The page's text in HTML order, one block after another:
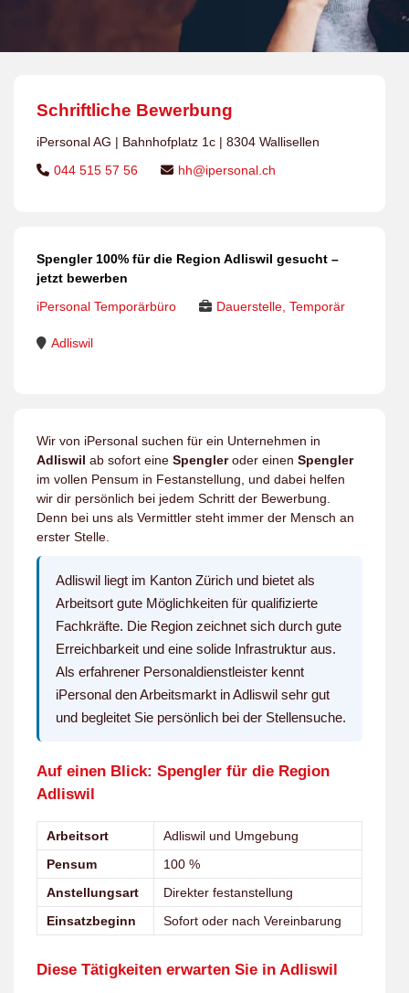
Schriftliche Bewerbung
iPersonal AG | Bahnhofplatz 1c | 8304 Wallisellen
044 515 57 56
hh@ipersonal.ch
Spengler 100% für die Region Adliswil gesucht –
jetzt bewerben
iPersonal Temporärbüro
Dauerstelle, Temporär
Adliswil
Wir von iPersonal suchen für ein Unternehmen in
Adliswil ab sofort eine Spengleroder einen Spengler
im vollen Pensum in Festanstellung, und dabei helfen
wir dir persönlich bei jedem Schritt der Bewerbung.
Denn bei uns als Vermittler steht immer der Mensch an
erster Stelle.
Adliswil liegt im Kanton Zürich und bietet als
Arbeitsort gute Möglichkeiten für qualifizierte
Fachkräfte. Die Region zeichnet sich durch gute
Erreichbarkeit und eine solide Infrastruktur aus.
Als erfahrener Personaldienstleister kennt
iPersonal den Arbeitsmarkt in Adliswil sehr gut
und begleitet Sie persönlich bei der Stellensuche.
Auf einen Blick: Spengler für die Region
Adliswil
Arbeitsort
Adliswil und Umgebung
Pensum
100 %
Anstellungsart
Direkter festanstellung
Einsatzbeginn
Sofort oder nach Vereinbarung
Diese Tätigkeiten erwarten Sie in Adliswil